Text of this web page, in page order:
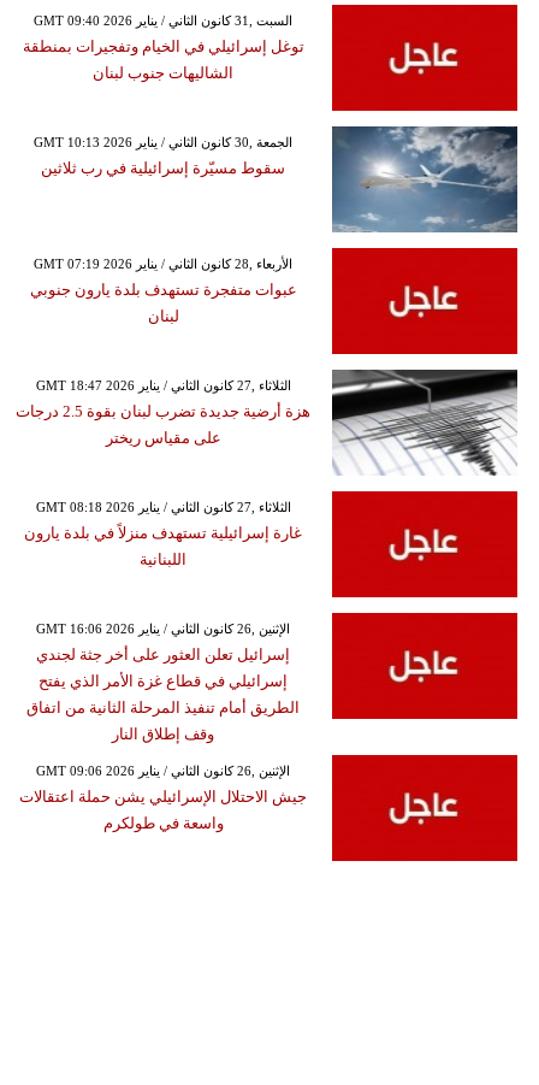
GMT 09:40 2026 السبت ,31 كانون الثاني / يناير
توغل إسرائيلي في الخيام وتفجيرات بمنطقة
الشاليهات جنوب لبنان
GMT 10:13 2026 الجمعة ,30 كانون الثاني / يناير
سقوط مسيّرة إسرائيلية في رب ثلاثين
GMT 07:19 2026 الأربعاء ,28 كانون الثاني / يناير
عبوات متفجرة تستهدف بلدة يارون جنوبي
لبنان
GMT 18:47 2026 الثلاثاء ,27 كانون الثاني / يناير
هزة أرضية جديدة تضرب لبنان بقوة 2.5 درجات
على مقياس ريختر
GMT 08:18 2026 الثلاثاء ,27 كانون الثاني / يناير
غارة إسرائيلية تستهدف منزلاً في بلدة يارون
اللبنانية
GMT 16:06 2026 الإثنين ,26 كانون الثاني / يناير
إسرائيل تعلن العثور على أخر جثة لجندي
إسرائيلي في قطاع غزة الأمر الذي يفتح
الطريق أمام تنفيذ المرحلة الثانية من اتفاق
وقف إطلاق النار
GMT 09:06 2026 الإثنين ,26 كانون الثاني / يناير
جيش الاحتلال الإسرائيلي يشن حملة اعتقالات
واسعة في طولكرم